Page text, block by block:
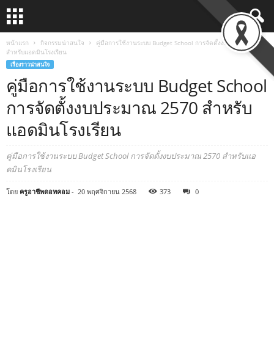
หน้าแรก กิจกรรมน่าสนใจ
คู่มือการใช้งานระบบ Budget School การจัดตั้งงบประมาณ 2570
สำหรับแอดมินโรงเรียน
เรื่องราวน่าสนใจ
คู่มือการใช้งานระบบ Budget School
การจัดตั้งงบประมาณ 2570 สำหรับ
แอดมินโรงเรียน
คู่มือการใช้งานระบบ Budget School การจัดตั้งงบประมาณ 2570 สำหรับแอ
ดมินโรงเรียน
โดย ครูอาชีพดอทคอม - 20 พฤศจิกายน 2568 373 0